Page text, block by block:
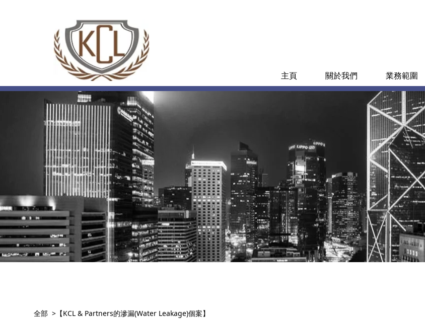
主頁 關於我們 業務範圍
全部 【KCL & Partners的滲漏(Water Leakage)個案】